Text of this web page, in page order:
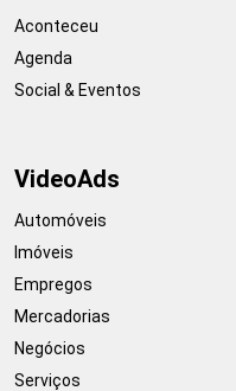
Aconteceu
Agenda
Social & Eventos
VideoAds
Automóveis
Imóveis
Empregos
Mercadorias
Negócios
Serviços